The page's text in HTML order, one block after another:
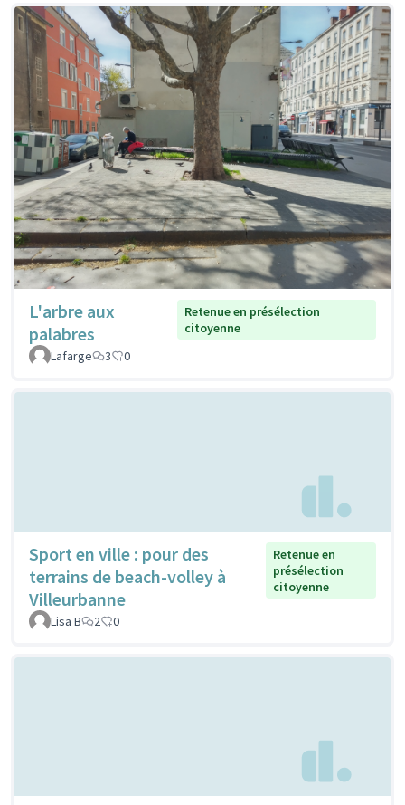
L'arbre aux
palabres
Retenue en présélection
citoyenne
Lafarge
3 0
Sport en ville : pour des
terrains de beach-volley à
Villeurbanne
Retenue en
présélection
citoyenne
Lisa B 2 0